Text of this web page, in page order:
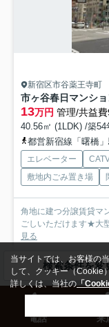
新宿区市谷薬王寺町
市ヶ谷春日マンシ
13万円 管理/共益
40.56㎡ (1LDK) /築54
都営新宿線「曙橋
エレベーター
敷地内ごみ置き場
角地に建つ分譲賃貸マ
ごしいただけます★大
見る
募集中の部屋
11階
13
11
検索条件を変
電話 来
当サイトでは、お客様の
して、クッキー（Cookie
詳しくは、当社の「